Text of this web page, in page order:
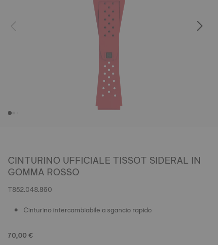
CINTURINO UFFICIALE TISSOT SIDERAL IN
GOMMA ROSSO
T852.048.860
Cinturino intercambiabile a sgancio rapido
70,00 €